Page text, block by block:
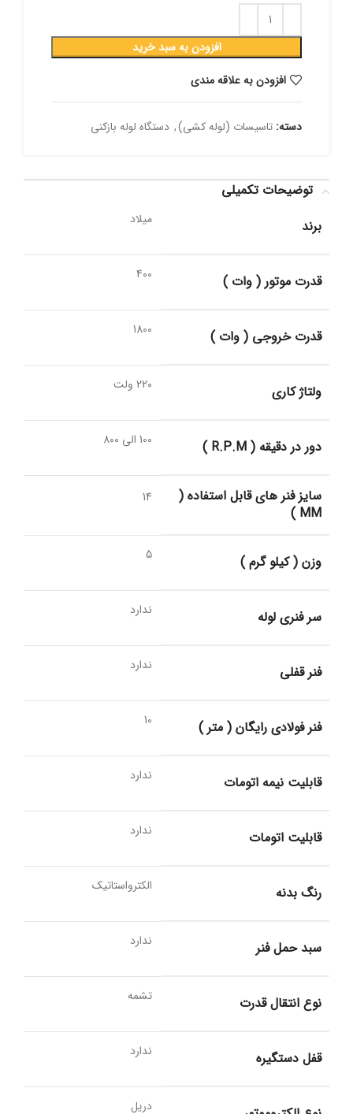
افزودن به سبد خرید
افزودن به علاقه مندی
دسته: تاسیسات (لوله کشی), دستگاه لوله بازکنی
توضیحات تکمیلی
برند
میلاد
قدرت موتور ( وات ) 400
قدرت خروجی ( وات ) 1800
ولتاژ کاری 220 ولت
دور در دقیقه ( R.P.M ) 100 الی 800
سایز فنر های قابل استفاده (
MM )
14
وزن ( کیلو گرم ) 5
سر فنری لوله ندارد
فنر قفلی ندارد
فنر فولادی رایگان ( متر ) 10
قابلیت نیمه اتومات ندارد
قابلیت اتومات ندارد
رنگ بدنه الکترواستاتیک
سبد حمل فنر ندارد
نوع انتقال قدرت تشمه
قفل دستگیره ندارد
دریل